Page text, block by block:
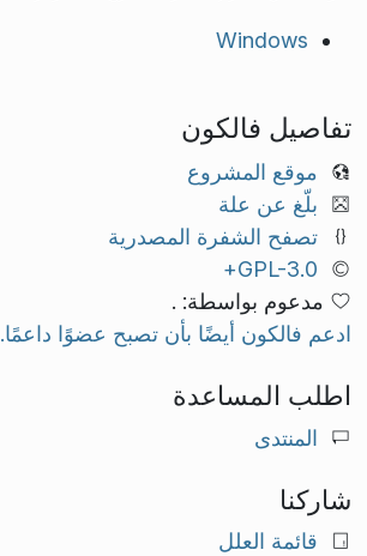
Windows
تفاصيل فالكون
موقع المشروع
بلّغ عن علة
تصفح الشفرة المصدرية
GPL-3.0+
مدعوم بواسطة: .
ادعم فالكون أيضًا بأن تصبح عضوًا داعمًا.
اطلب المساعدة
المنتدى
شاركنا
قائمة العلل